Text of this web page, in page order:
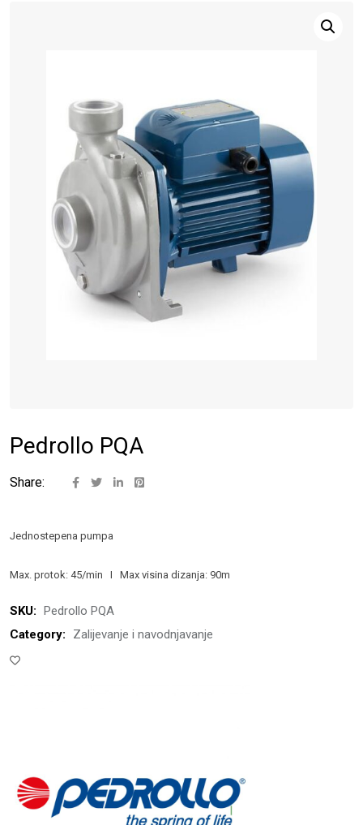
Pedrollo PQA
Share:
Jednostepena pumpa
Max. protok: 45/min I Max visina dizanja: 90m
SKU: Pedrollo PQA
Category:
Zalijevanje i navodnjavanje